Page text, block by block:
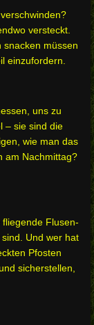
versteckt.
snacken müssen
einzufordern.
uns zu
– sie sind die
wie man das
am Nachmittag?
Flusen-
Und wer hat
Pfosten
sicherstellen,